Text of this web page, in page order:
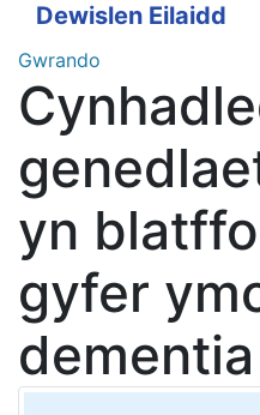
Dewislen Eilaidd
Gwrando
yn
gyfer
dementia